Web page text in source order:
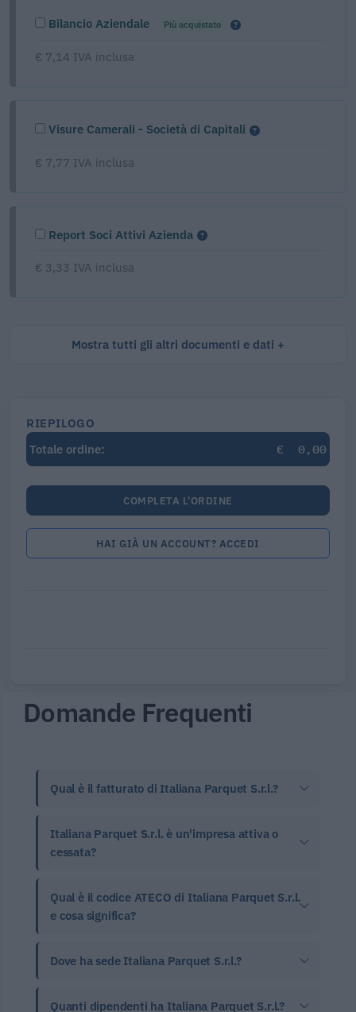
Bilancio Aziendale Più acquistato
€ 7,14 IVA inclusa
Visure Camerali - Società di Capitali
€ 7,77 IVA inclusa
Report Soci Attivi Azienda
€ 3,33 IVA inclusa
Mostra tutti gli altri documenti e dati
RIEPILOGO
Totale ordine:
€ 0,00
COMPLETA L'ORDINE
HAI GIÀ UN ACCOUNT? ACCEDI
Domande Frequenti
Qual è il fatturato di Italiana Parquet S.r.l.?
Italiana Parquet S.r.l. è un'impresa attiva o
cessata?
Qual è il codice ATECO di Italiana Parquet S.r.l.
e cosa significa?
Dove ha sede Italiana Parquet S.r.l.?
Quanti dipendenti ha Italiana Parquet S.r.l.?